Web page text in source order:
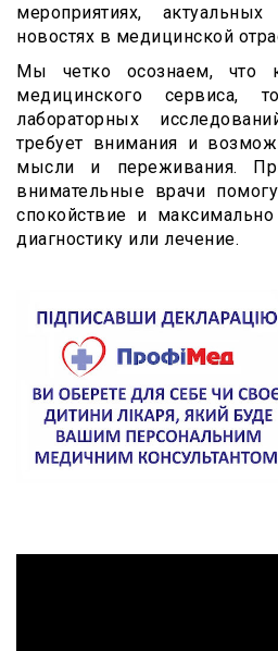
мероприятиях,
новостях в медицинской
Мы четко осознаем, что
медицинского сервиса,
лабораторных
требует внимания и
мысли и переживания.
внимательные врачи
спокойствие и
диагностику или лечение.